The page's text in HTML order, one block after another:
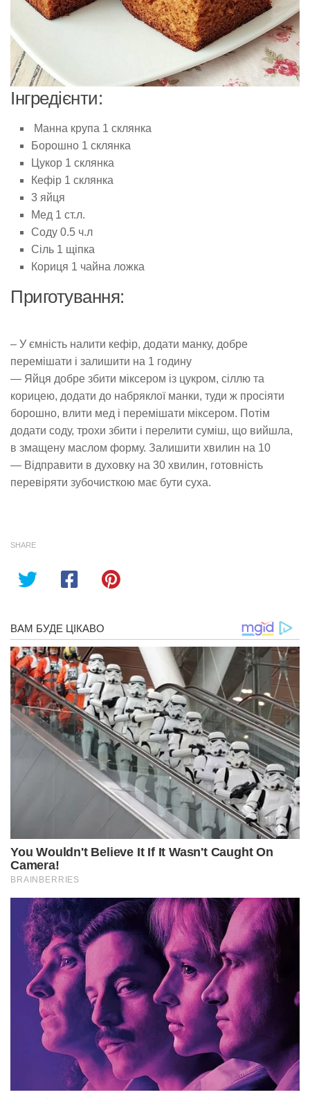
Інгредієнти:
Манна крупа 1 склянка
Борошно 1 склянка
Цукор 1 склянка
Кефір 1 склянка
3 яйця
Мед 1 ст.л.
Соду 0.5 ч.л
Сіль 1 щіпка
Кориця 1 чайна ложка
Приготування:
– У ємність налити кефір, додати манку, добре
перемішати і залишити на 1 годину
— Яйця добре збити міксером із цукром, сіллю та
корицею, додати до набряклої манки, туди ж просіяти
борошно, влити мед і перемішати міксером. Потім
додати соду, трохи збити і перелити суміш, що вийшла,
в змащену маслом форму. Залишити хвилин на 10
— Відправити в духовку на 30 хвилин, готовність
перевіряти зубочисткою має бути суха.
SHARE